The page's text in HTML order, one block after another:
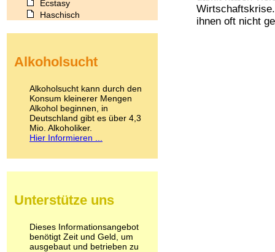
ihnen oft nicht
Ecstasy
Haschisch
Kokain
LSD
Marihuana
Medikamente
Meskalin
Metamphetamin
Methadon
Pilze
Psychopharmaka
Schlafmittel
Schmerzmittel
Alkoholsucht
Alkoholsucht kann durch den
Konsum kleinerer Mengen
Alkohol beginnen, in
Deutschland gibt es über 4,3
Mio. Alkoholiker.
Hier Informieren ...
Unterstütze uns
Dieses Informationsangebot
benötigt Zeit und Geld, um
ausgebaut und betrieben zu